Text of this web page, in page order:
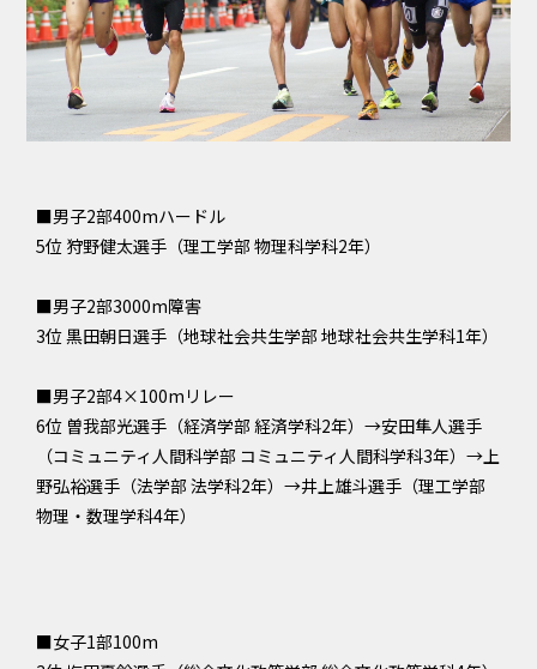
■男子2部400mハードル
5位 狩野健太選手（理工学部 物理科学科2年）
■男子2部3000m障害
3位 黒田朝日選手（地球社会共生学部 地球社会共生学科1年）
■男子2部4×100mリレー
6位 曽我部光選手（経済学部 経済学科2年）→安田隼人選手
（コミュニティ人間科学部 コミュニティ人間科学科3年）→上
野弘裕選手（法学部 法学科2年）→井上雄斗選手（理工学部
物理・数理学科4年）
■女子1部100m